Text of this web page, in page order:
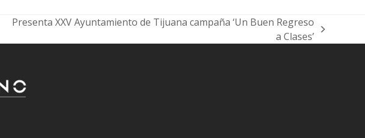
Presenta XXV Ayuntamiento de Tijuana campaña ‘Un Buen Regreso
a Clases’